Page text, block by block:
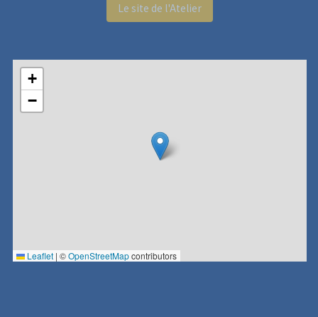
Le site de l'Atelier